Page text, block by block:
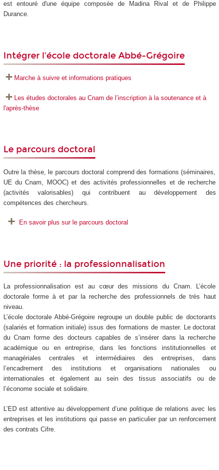
est entouré d'une équipe composée de Madina Rival et de Philippe
Durance.
Intégrer l'école doctorale Abbé-Grégoire
Marche à suivre et informations pratiques
Les études doctorales au Cnam de l’inscription à la soutenance et à
l'après-thèse
Le parcours doctoral
Outre la thèse, le parcours doctoral comprend des formations (séminaires,
UE du Cnam, MOOC) et des activités professionnelles et de recherche
(activités valorisables) qui contribuent au développement des
compétences des chercheurs.
En savoir plus sur le parcours doctoral
Une priorité : la professionnalisation
La professionnalisation est au cœur des missions du Cnam. L’école
doctorale forme à et par la recherche des professionnels de très haut
niveau.
L’école doctorale Abbé-Grégoire regroupe un double public de doctorants
(salariés et formation initiale) issus des formations de master. Le doctorat
du Cnam forme des docteurs capables de s’insérer dans la recherche
académique ou en entreprise, dans les fonctions institutionnelles et
managériales centrales et intermédiaires des entreprises, dans
l’encadrement des institutions et organisations nationales ou
internationales et également au sein des tissus associatifs ou de
l’économe sociale et solidaire.
L’ED est attentive au développement d’une politique de relations avec les
entreprises et les institutions qui passe en particulier par un renforcement
des contrats Cifre.